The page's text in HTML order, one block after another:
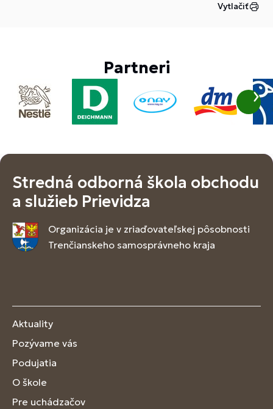
Vytlačiť
Partneri
Stredná odborná škola obchodu
a služieb Prievidza
Organizácia je v zriaďovateľskej pôsobnosti
Trenčianskeho samosprávneho kraja
Aktuality
Pozývame vás
Podujatia
O škole
Pre uchádzačov